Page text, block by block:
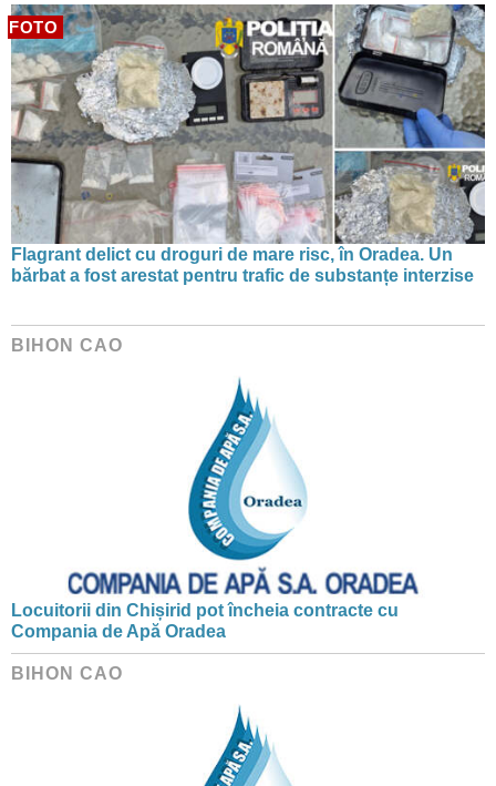
FOTO
Flagrant delict cu droguri de mare risc, în Oradea. Un
bărbat a fost arestat pentru trafic de substanțe interzise
BIHON CAO
Locuitorii din Chișirid pot încheia contracte cu
Compania de Apă Oradea
BIHON CAO